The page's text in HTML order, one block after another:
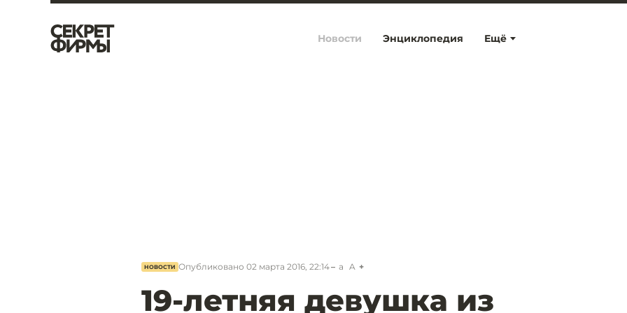
Ещё
Новости Энциклопедия
НОВОСТИ Опубликовано 02 марта 2016, 22:14 a A
19-летняя девушка из